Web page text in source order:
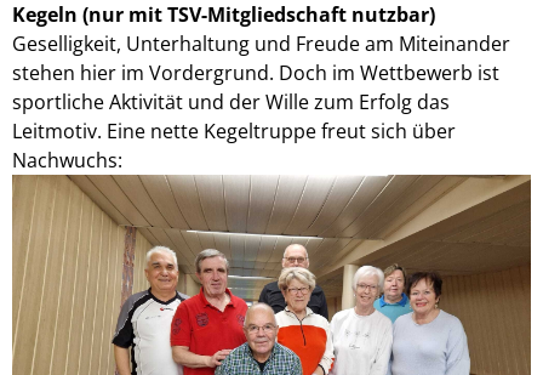
Kegeln (nur mit TSV-Mitgliedschaft nutzbar)
Geselligkeit, Unterhaltung und Freude am Miteinander
stehen hier im Vordergrund. Doch im Wettbewerb ist
sportliche Aktivität und der Wille zum Erfolg das
Leitmotiv. Eine nette Kegeltruppe freut sich über
Nachwuchs: